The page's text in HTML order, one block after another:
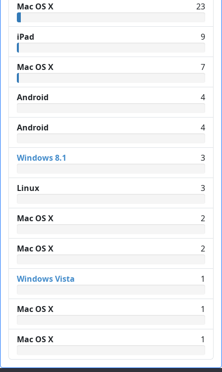
Mac OS X 23
iPad 9
Mac OS X 7
Android 4
Android 4
Windows 8.1 3
Linux 3
Mac OS X 2
Mac OS X 2
Windows Vista 1
Mac OS X 1
Mac OS X 1